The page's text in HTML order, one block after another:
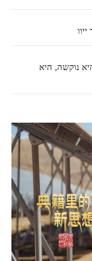
נוקשה, היא